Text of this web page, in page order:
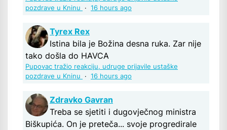
pozdrave u Kninu
· 16 hours ago
Tyrex Rex
Istina bila je Božina desna ruka. Zar nije
tako došla do HAVCA
Pupovac tražio reakciju, udruge prijavile ustaške
pozdrave u Kninu
· 16 hours ago
Zdravko Gavran
Treba se sjetiti i dugovječnog ministra
Biškupića. On je preteča... svoje progredirale